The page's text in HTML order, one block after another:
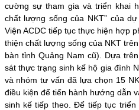
cường sự tham gia và triển khai
chất lượng sống của NKT” của
Viện ACDC tiếp tục thực hiện hợp
thiện chất lượng sống của NKT
bàn tỉnh Quảng Nam cũ). Dựa
sát thực trạng sinh kế hộ gia đình
và nhóm tư vấn đã lựa chọn 15
điều kiện để tiến hành hướng dẫn
sinh kế tiếp theo. Để tiếp tục triển